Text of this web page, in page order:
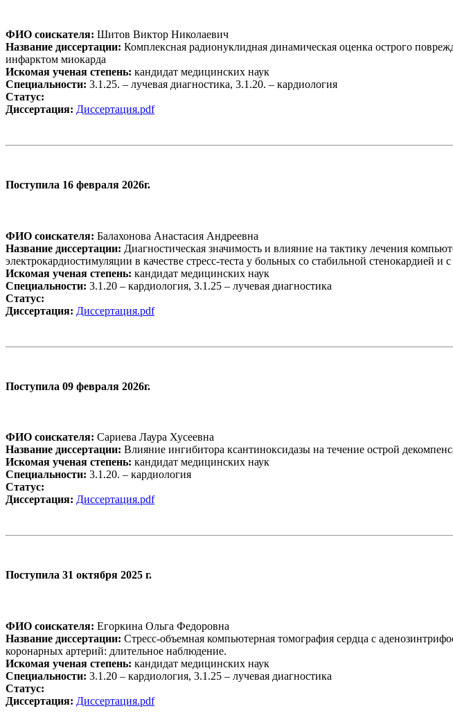
ФИО соискателя: Шитов Виктор Николаевич
Название диссертации: Комплексная радионуклидная динамическая оценка острого
инфарктом миокарда
Искомая ученая степень: кандидат медицинских наук
Специальности: 3.1.25. – лучевая диагностика, 3.1.20. – кардиология
Статус:
Диссертация: Диссертация.pdf
Поступила 16 февраля 2026г.
ФИО соискателя: Балахонова Анастасия Андреевна
Название диссертации: Диагностическая значимость и влияние на тактику лечения
электрокардиостимуляции в качестве стресс-теста у больных со стабильной стенокардией
Искомая ученая степень: кандидат медицинских наук
Специальности: 3.1.20 – кардиология, 3.1.25 – лучевая диагностика
Статус:
Диссертация: Диссертация.pdf
Поступила 09 февраля 2026г.
ФИО соискателя: Сариева Лаура Хусеевна
Название диссертации: Влияние ингибитора ксантиноксидазы на течение острой
Искомая ученая степень: кандидат медицинских наук
Специальности: 3.1.20. – кардиология
Статус:
Диссертация: Диссертация.pdf
Поступила 31 октября 2025 г.
ФИО соискателя: Егоркина Ольга Федоровна
Название диссертации: Стресс-объемная компьютерная томография сердца с
коронарных артерий: длительное наблюдение.
Искомая ученая степень: кандидат медицинских наук
Специальности: 3.1.20 – кардиология, 3.1.25 – лучевая диагностика
Статус:
Диссертация: Диссертация.pdf